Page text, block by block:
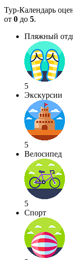
Тур-Календарь
от 0 до 5.
Пляжный
5
Экскурсии
5
Велосипед
5
Спорт